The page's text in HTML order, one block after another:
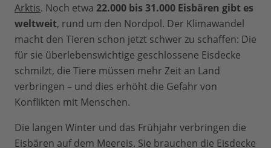
Arktis. Noch etwa 22.000 bis 31.000 Eisbären gibt es
weltweit, rund um den Nordpol. Der Klimawandel
macht den Tieren schon jetzt schwer zu schaffen: Die
für sie überlebenswichtige geschlossene Eisdecke
schmilzt, die Tiere müssen mehr Zeit an Land
verbringen – und dies erhöht die Gefahr von
Konflikten mit Menschen.
Die langen Winter und das Frühjahr verbringen die
Eisbären auf dem Meereis. Sie brauchen die Eisdecke